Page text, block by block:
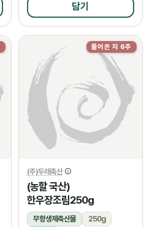
담기
들어온 지 6주
(주)두레축산
(농할 국산)
한우장조림250g
무항생제축산물
250g